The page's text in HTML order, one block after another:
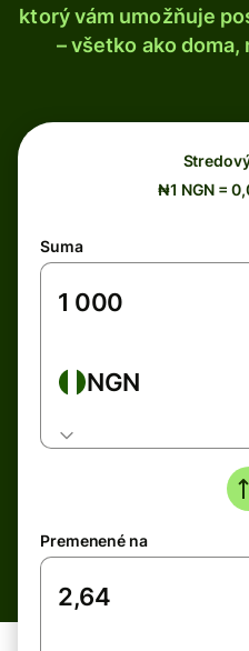
ktorý vám umožňuje
– všetko ako
₦1 NGN =
Suma
NGN
Premenené na